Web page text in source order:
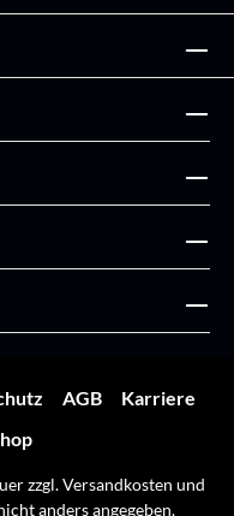
AGB
Karriere
zzgl.Versandkosten und
anders angegeben.